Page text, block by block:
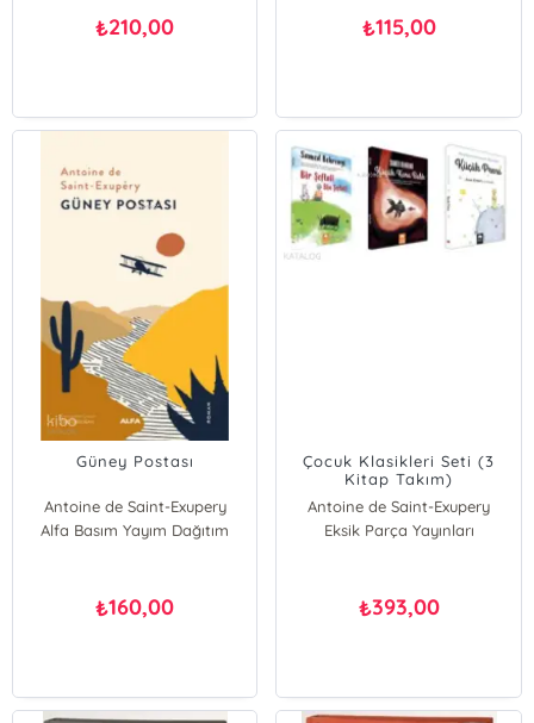
₺210,00 ₺115,00
Güney Postası
Antoine de Saint-Exupery
Alfa Basım Yayım Dağıtım
₺160,00
Çocuk Klasikleri Seti (3
Kitap Takım)
Antoine de Saint-Exupery
Eksik Parça Yayınları
₺393,00